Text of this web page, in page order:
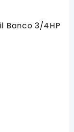
Banco 3/4HP